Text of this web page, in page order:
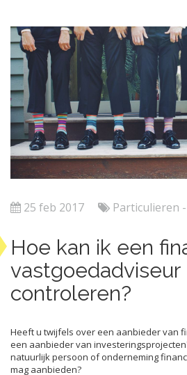
25 feb 2017 Particulieren
Hoe kan ik een
vastgoedadviseur
controleren?
Heeft u twijfels over een aanbieder van
een aanbieder van
natuurlijk persoon of onderneming
mag aanbieden?